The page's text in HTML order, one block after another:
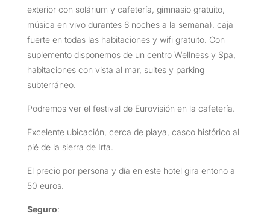
exterior con solárium y cafetería, gimnasio gratuito,
música en vivo durantes 6 noches a la semana), caja
fuerte en todas las habitaciones y wifi gratuito. Con
suplemento disponemos de un centro Wellness y Spa,
habitaciones con vista al mar, suites y parking
subterráneo.
Podremos ver el festival de Eurovisión en la cafetería.
Excelente ubicación, cerca de playa, casco histórico al
pié de la sierra de Irta.
El precio por persona y día en este hotel gira entono a
50 euros.
Seguro: